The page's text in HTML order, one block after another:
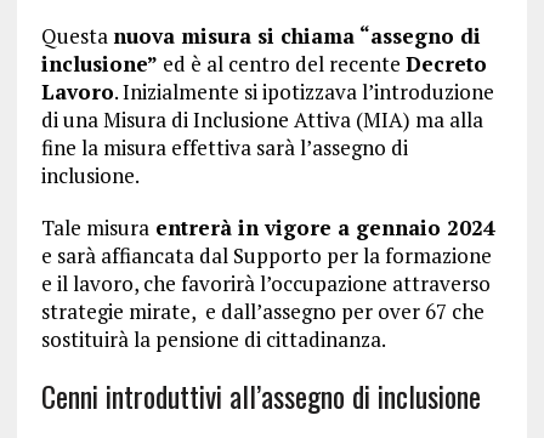
Questa nuova misura si chiama “assegno di
inclusione” ed è al centro del recente Decreto
Lavoro. Inizialmente si ipotizzava l’introduzione
di una Misura di Inclusione Attiva (MIA) ma alla
fine la misura effettiva sarà l’assegno di
inclusione.
Tale misuraentrerà in vigore a gennaio 2024
e sarà affiancata dal Supporto per la formazione
e il lavoro, che favorirà l’occupazione attraverso
strategie mirate, e dall’assegno per over 67 che
sostituirà la pensione di cittadinanza.
Cenni introduttivi all’assegno di inclusione